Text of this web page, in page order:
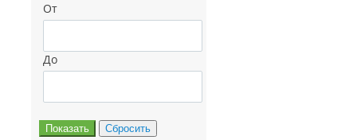
От
До